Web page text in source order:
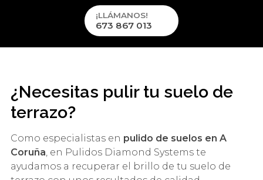
¡LLÁMANOS!
673 867 013
¿Necesitas pulir tu suelo de
terrazo?
Como especialistas en pulido de suelos en A
Coruña , en Pulidos Diamond Systems te
ayudamos a recuperar el brillo de tu suelo de